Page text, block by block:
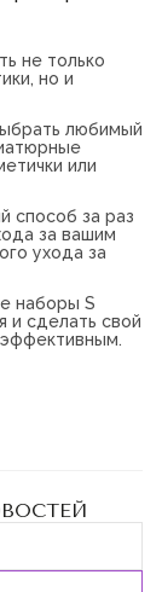
не только
но и
любимый
или
способ за раз
за вашим
ухода за
наборы S
и сделать свой